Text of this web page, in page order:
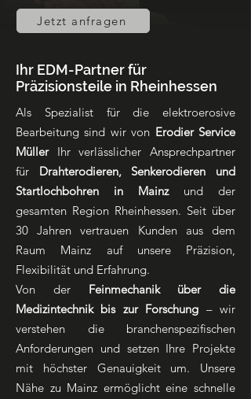
Jetzt anfragen
Ihr EDM-Partner für
Präzisionsteile in Rheinhessen
Als Spezialist für die elektroerosive
Bearbeitung sind wir von Erodier Service
MüllerIhr verlässlicher Ansprechpartner
für Drahterodieren, Senkerodieren und
Startlochbohren in Mainzund der
gesamten Region Rheinhessen. Seit über
30 Jahren vertrauen Kunden aus dem
Raum Mainz auf unsere Präzision,
Flexibilität und Erfahrung.
Von der Feinmechanik über die
Medizintechnik bis zur Forschung – wir
verstehen die branchenspezifischen
Anforderungen und setzen Ihre Projekte
mit höchster Genauigkeit um. Unsere
Nähe zu Mainz ermöglicht eine schnelle